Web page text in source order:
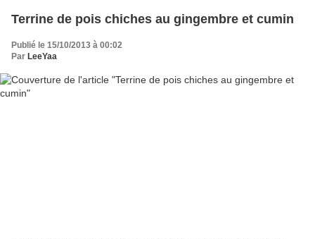
Terrine de pois chiches au gingembre et cumin
Publié le 15/10/2013 à 00:02
Par LeeYaa